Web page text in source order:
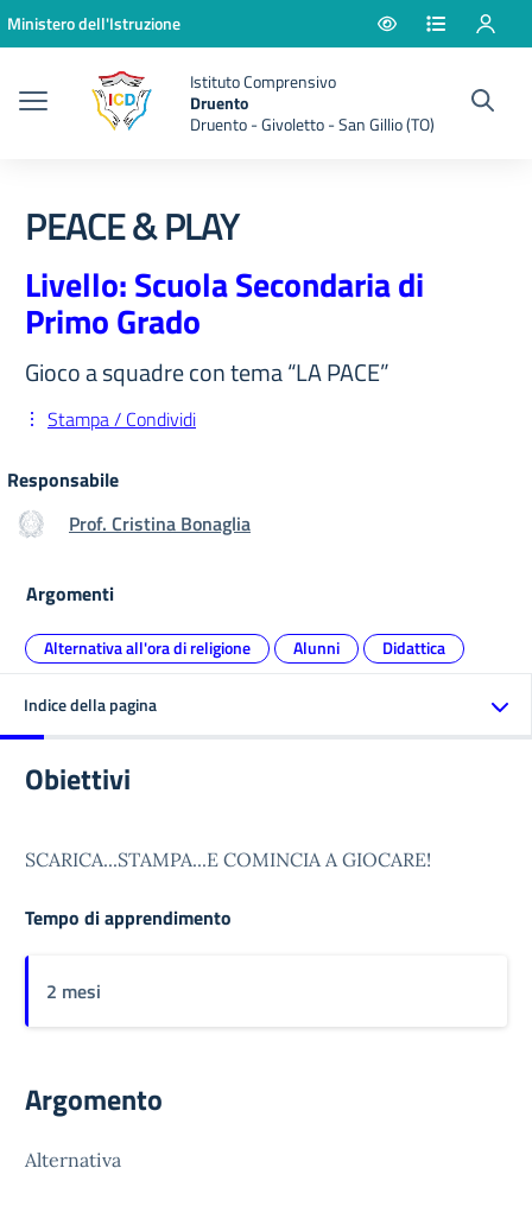
Vai ai contenuti
Vai al menu di navigazione
Vai al footer
Ministero dell'Istruzione
Istituto Comprensivo
Druento
Druento - Givoletto - San Gillio (TO)
PEACE & PLAY
Livello: Scuola Secondaria di
Primo Grado
Gioco a squadre con tema “LA PACE”
Stampa / Condividi
Responsabile
Prof. Cristina Bonaglia
Argomenti
Alternativa all'ora di religione Alunni Didattica
Indice della pagina
Obiettivi
SCARICA...STAMPA...E COMINCIA A GIOCARE!
Tempo di apprendimento
2 mesi
Argomento
Alternativa